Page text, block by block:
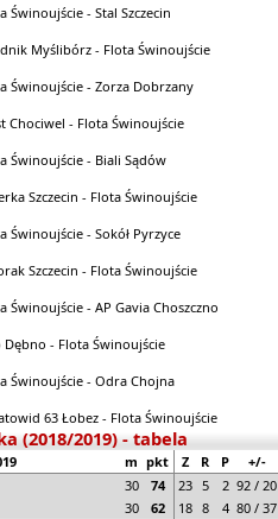
Świnoujście - Stal Szczecin
Myślibórz - Flota Świnoujście
Świnoujście - Zorza Dobrzany
Chociwel - Flota Świnoujście
Świnoujście - Biali Sądów
Szczecin - Flota Świnoujście
Świnoujście - Sokół Pyrzyce
Szczecin - Flota Świnoujście
Świnoujście - AP Gavia Choszczno
Dębno - Flota Świnoujście
Świnoujście - Odra Chojna
63 Łobez - Flota Świnoujście
(2018/2019) - tabela
m pkt Z R P
+/-
30 74 23 5 2 92 / 20
30 62 18 8 4 80 / 37